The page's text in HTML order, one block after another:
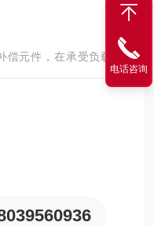
偿元件，在承受负载变形
时，碟簧释放部分势能以
电话咨询